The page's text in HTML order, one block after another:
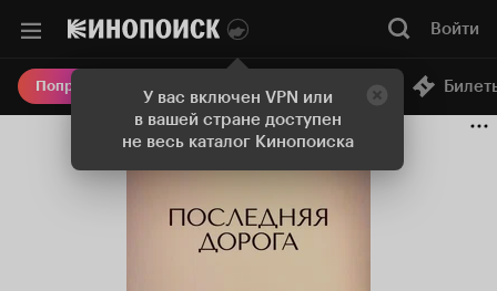
У вас включен VPN или
в вашей стране доступен
не весь каталог Кинопоиска
Войти
Попробовать Плюс Онлайн-кинотеатр